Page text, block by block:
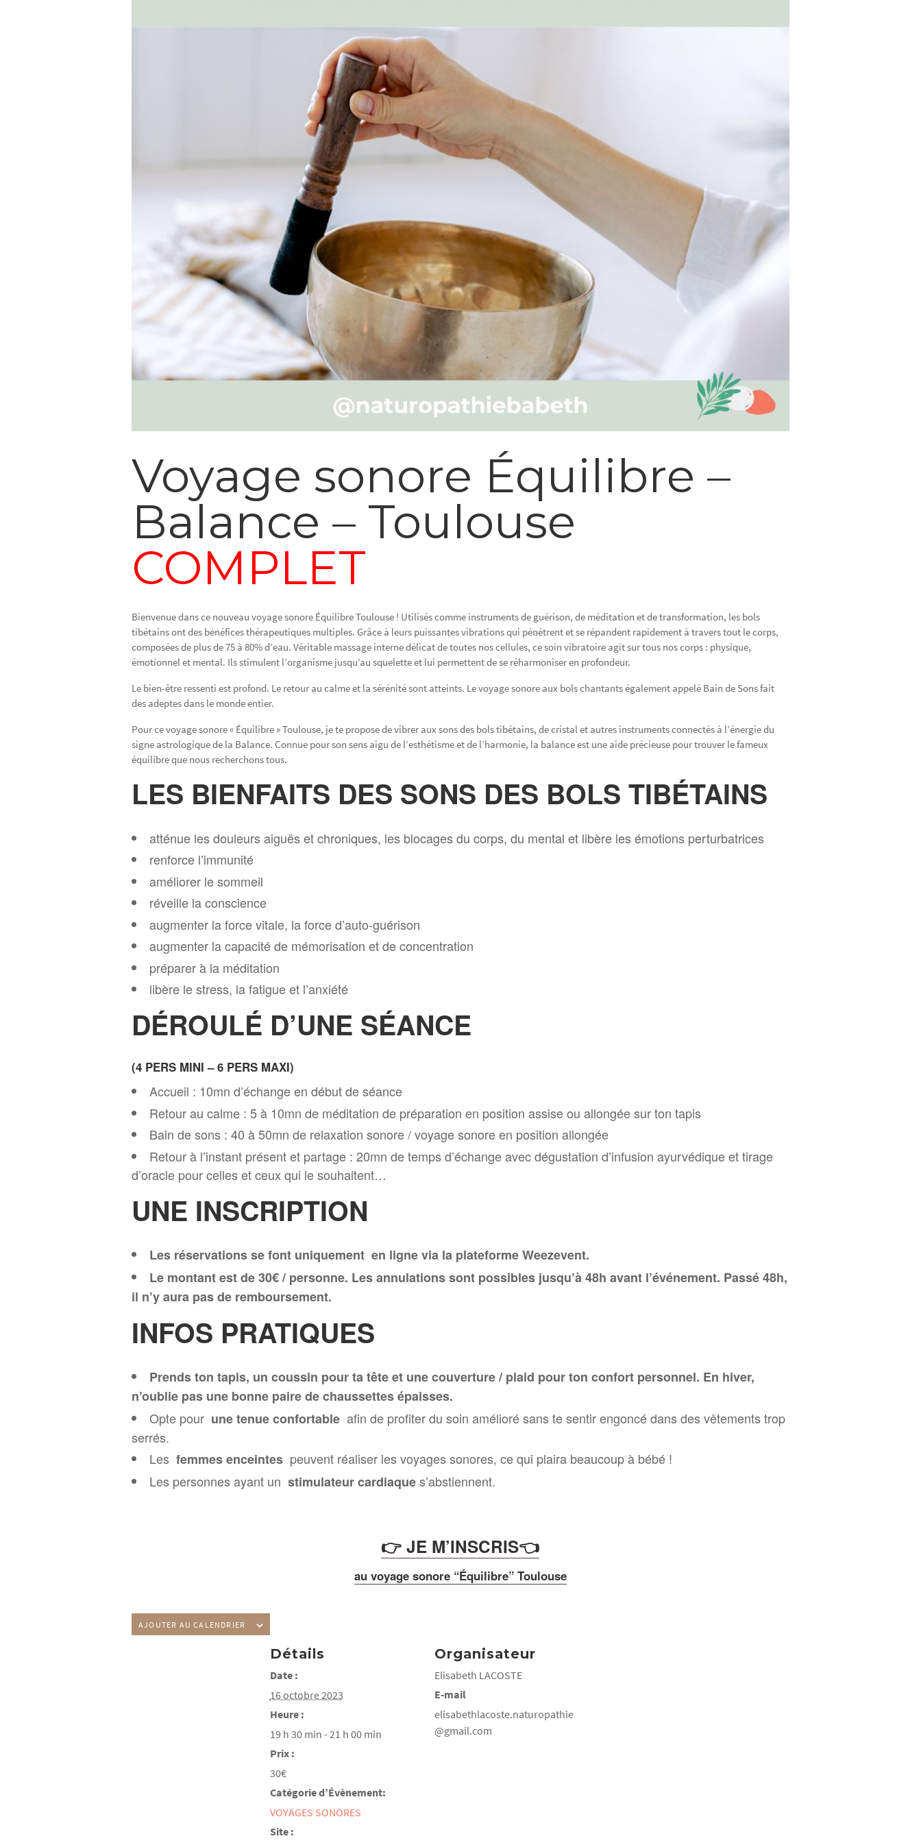
Voyage sonore Équilibre –
Balance – Toulouse
COMPLET
Bienvenue dans ce nouveau voyage sonore Équilibre Toulouse ! Utilisés comme instruments de guérison, de méditation et de transformation, les bols
tibétains ont des bénéfices thérapeutiques multiples. Grâce à leurs puissantes vibrations qui pénètrent et se répandent rapidement à travers tout le corps,
composées de plus de 75 à 80% d’eau. Véritable massage interne délicat de toutes nos cellules, ce soin vibratoire agit sur tous nos corps : physique,
émotionnel et mental. Ils stimulent l’organisme jusqu’au squelette et lui permettent de se réharmoniser en profondeur.
Le bien-être ressenti est profond. Le retour au calme et la sérénité sont atteints. Le voyage sonore aux bols chantants également appelé Bain de Sons fait
des adeptes dans le monde entier.
Pour ce voyage sonore « Équilibre » Toulouse, je te propose de vibrer aux sons des bols tibétains, de cristal et autres instruments connectés à l’énergie du
signe astrologique de la Balance. Connue pour son sens aigu de l’esthétisme et de l’harmonie, la balance est une aide précieuse pour trouver le fameux
équilibre que nous recherchons tous.
LES BIENFAITS DES SONS DES BOLS TIBÉTAINS
atténue les douleurs aiguës et chroniques, les blocages du corps, du mental et libère les émotions perturbatrices
renforce l’immunité
améliorer le sommeil
réveille la conscience
augmenter la force vitale, la force d’auto-guérison
augmenter la capacité de mémorisation et de concentration
préparer à la méditation
libère le stress, la fatigue et l’anxiété
DÉROULÉ D’UNE SÉANCE
(4 PERS MINI – 6 PERS MAXI)
Accueil : 10mn d’échange en début de séance
Retour au calme : 5 à 10mn de méditation de préparation en position assise ou allongée sur ton tapis
Bain de sons : 40 à 50mn de relaxation sonore / voyage sonore en position allongée
Retour à l’instant présent et partage : 20mn de temps d’échange avec dégustation d’infusion ayurvédique et tirage
d’oracle pour celles et ceux qui le souhaitent…
UNE INSCRIPTION
Les réservations se font uniquement en ligne via la plateforme Weezevent.
Le montant est de 30€ / personne. Les annulations sont possibles jusqu’à 48h avant l’événement. Passé 48h,
il n’y aura pas de remboursement.
INFOS PRATIQUES
Prends ton tapis, un coussin pour ta tête et une couverture / plaid pour ton confort personnel. En hiver,
n’oublie pas une bonne paire de chaussettes épaisses.
Opte pour une tenue confortableafin de profiter du soin amélioré sans te sentir engoncé dans des vêtements trop
serrés.
Les femmes enceintespeuvent réaliser les voyages sonores, ce qui plaira beaucoup à bébé !
Les personnes ayant un stimulateur cardiaques’abstiennent.
👉 JE M’INSCRIS👈
au voyage sonore “Équilibre” Toulouse
AJOUTER AU CALENDRIER
Détails
Date :
16 octobre 2023
Heure :
19 h 30 min - 21 h 00 min
Prix :
30€
Catégorie d’Évènement:
VOYAGES SONORES
Site :
Organisateur
Elisabeth LACOSTE
E-mail
elisabethlacoste.naturopathie
@gmail.com